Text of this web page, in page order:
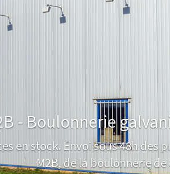
- Boulonnerie
en stock. Envoi sous 48h
M2B, de la boulonnerie